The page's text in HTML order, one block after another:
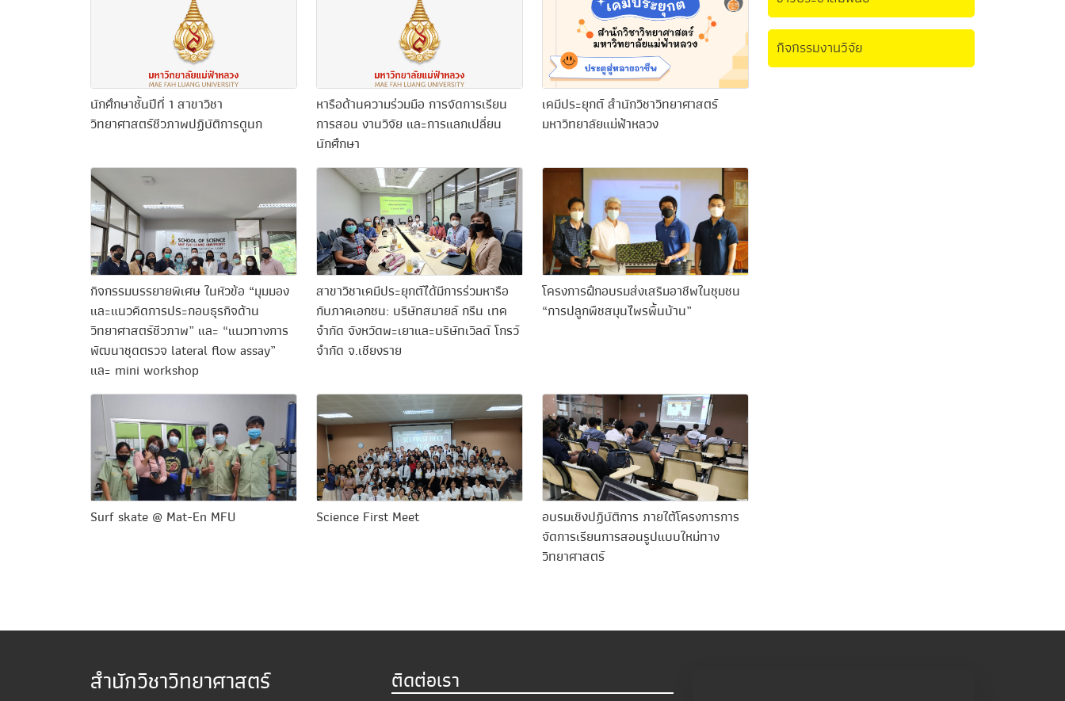
นักศึกษาชั้นปีที่ 1 สาขาวิชา
วิทยาศาสตร์ชีวภาพปฏิบัติการดูนก
หารือด้านความร่วมมือ การจัดการเรียน
การสอน งานวิจัย และการแลกเปลี่ยน
นักศึกษา
เคมีประยุกต์ สำนักวิชาวิทยาศาสตร์
มหาวิทยาลัยแม่ฟ้าหลวง
กิจกรรมบรรยายพิเศษ ในหัวข้อ “มุมมอง
และแนวคิดการประกอบธุรกิจด้าน
วิทยาศาสตร์ชีวภาพ” และ “แนวทางการ
พัฒนาชุดตรวจ lateral flow assay”
และ mini workshop
สาขาวิชาเคมีประยุกต์ได้มีการร่วมหารือ
กับภาคเอกชน: บริษัทสมายล์ กรีน เทค
จำกัด จังหวัดพะเยาและบริษัทเวิลด์ โกรว์
จำกัด จ.เชียงราย
โครงการฝึกอบรมส่งเสริมอาชีพในชุมชน
“การปลูกพืชสมุนไพรพื้นบ้าน”
Surf skate @ Mat-En MFU Science First Meet
อบรมเชิงปฏิบัติการ ภายใต้โครงการการ
จัดการเรียนการสอนรูปแบบใหม่ทาง
วิทยาศาสตร์
กิจกรรมงานวิจัย
สำนักวิชาวิทยาศาสตร์ ติดต่อเรา